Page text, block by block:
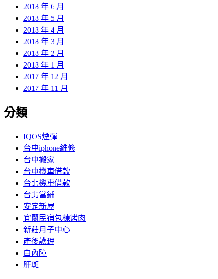
2018 年 6 月
2018 年 5 月
2018 年 4 月
2018 年 3 月
2018 年 2 月
2018 年 1 月
2017 年 12 月
2017 年 11 月
分類
IQOS煙彈
台中iphone維修
台中搬家
台中機車借款
台北機車借款
台北當鋪
安定新屋
宜蘭民宿包棟烤肉
新莊月子中心
產後護理
白內障
肝斑